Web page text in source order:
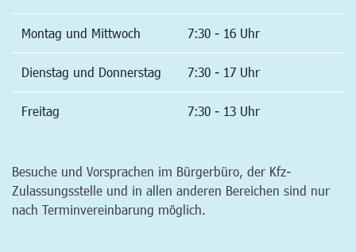
Montag und Mittwoch 7:30 - 16 Uhr
Dienstag und Donnerstag 7:30 - 17 Uhr
Freitag 7:30 - 13 Uhr
Besuche und Vorsprachen im Bürgerbüro, der Kfz-
Zulassungsstelle und in allen anderen Bereichen sind nur
nach Terminvereinbarung möglich.